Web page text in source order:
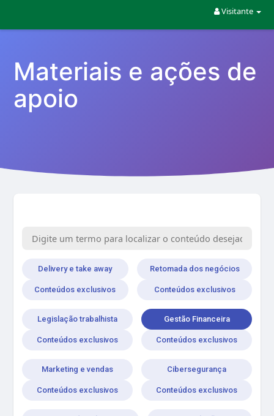
Visitante
Materiais e ações de
apoio
Delivery e take away
Conteúdos exclusivos
Retomada dos negócios
Conteúdos exclusivos
Legislação trabalhista
Conteúdos exclusivos
Gestão Financeira
Conteúdos exclusivos
Marketing e vendas
Conteúdos exclusivos
Cibersegurança
Conteúdos exclusivos